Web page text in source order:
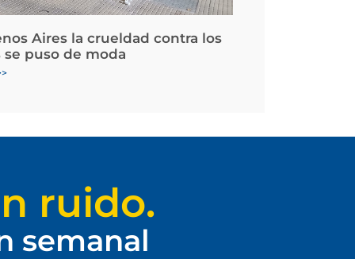
Aires la crueldad contra los
se puso de moda
ruido.
semanal